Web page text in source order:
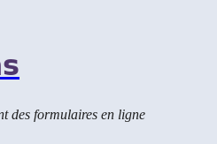
des formulaires en ligne